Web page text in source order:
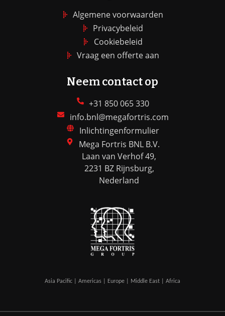
Algemene voorwaarden
Privacybeleid
Cookiebeleid
Vraag een offerte aan
Neem contact op
+31 850 065 330
info.bnl@megafortris.com
Inlichtingenformulier
Mega Fortris BNL B.V.
Laan van Verhof 49,
2231 BZ Rijnsburg,
Nederland
Asia Pacific | Americas | Europe | Middle East | Africa